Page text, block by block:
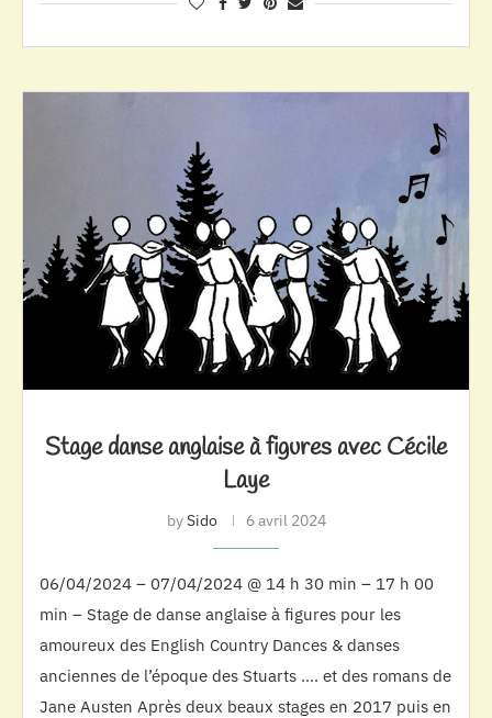
Stage danse anglaise à figures avec Cécile
Laye
bySido 6 avril 2024
06/04/2024 – 07/04/2024 @ 14 h 30 min – 17 h 00
min – Stage de danse anglaise à figures pour les
amoureux des English Country Dances & danses
anciennes de l’époque des Stuarts …. et des romans de
Jane Austen Après deux beaux stages en 2017 puis en